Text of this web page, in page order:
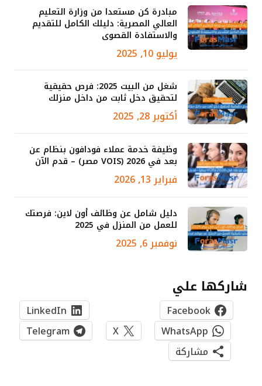
مبادرة كن مستعدا من وزارة التعليم
العالي المصرية: دليلك الكامل للتقديم
والاستفادة القصوى
يوليو 10, 2025
شغل من البيت 2025: فرص حقيقية
لتحقيق دخل ثابت من داخل منزلك
أكتوبر 28, 2025
وظيفة خدمة عملاء فودافون بنظام عن
بعد في 2026 (VOIS مصر) – قدم الآن
فبراير 13, 2026
دليل شامل عن وظائف أون لاين: فرصتك
للعمل من المنزل في 2025
نوفمبر 6, 2025
شاركها علي
Facebook
LinkedIn
WhatsApp
X
Telegram
مشاركة